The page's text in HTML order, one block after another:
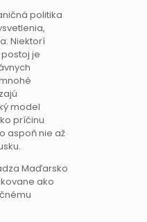
politika
Niektorí
je
model
príčinu
aspoň nie až
Maďarsko
ako